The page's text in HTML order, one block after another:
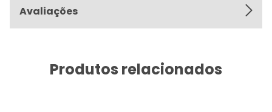
Avaliações
Produtos relacionados